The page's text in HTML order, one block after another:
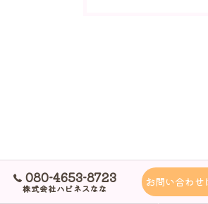
080-4653-8723
株式会社ハピネスなな お問い合わせ